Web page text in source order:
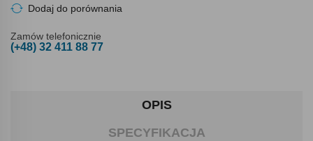
Dodaj do porównania
Zamów telefonicznie
(+48) 32 411 88 77
OPIS
SPECYFIKACJA